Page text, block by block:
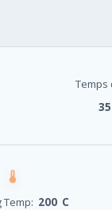
Temps
200 C